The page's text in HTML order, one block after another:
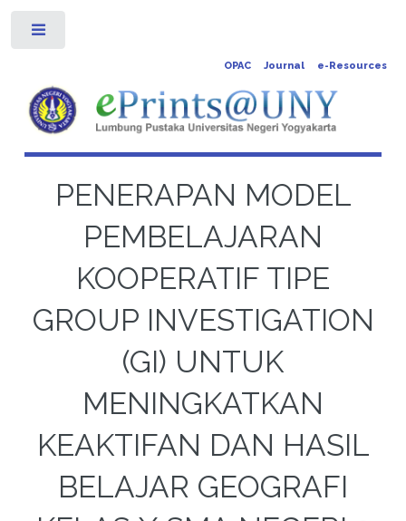
OPAC Journal e-Resources
PENERAPAN MODEL
PEMBELAJARAN
KOOPERATIF TIPE
GROUP INVESTIGATION
(GI) UNTUK
MENINGKATKAN
KEAKTIFAN DAN HASIL
BELAJAR GEOGRAFI